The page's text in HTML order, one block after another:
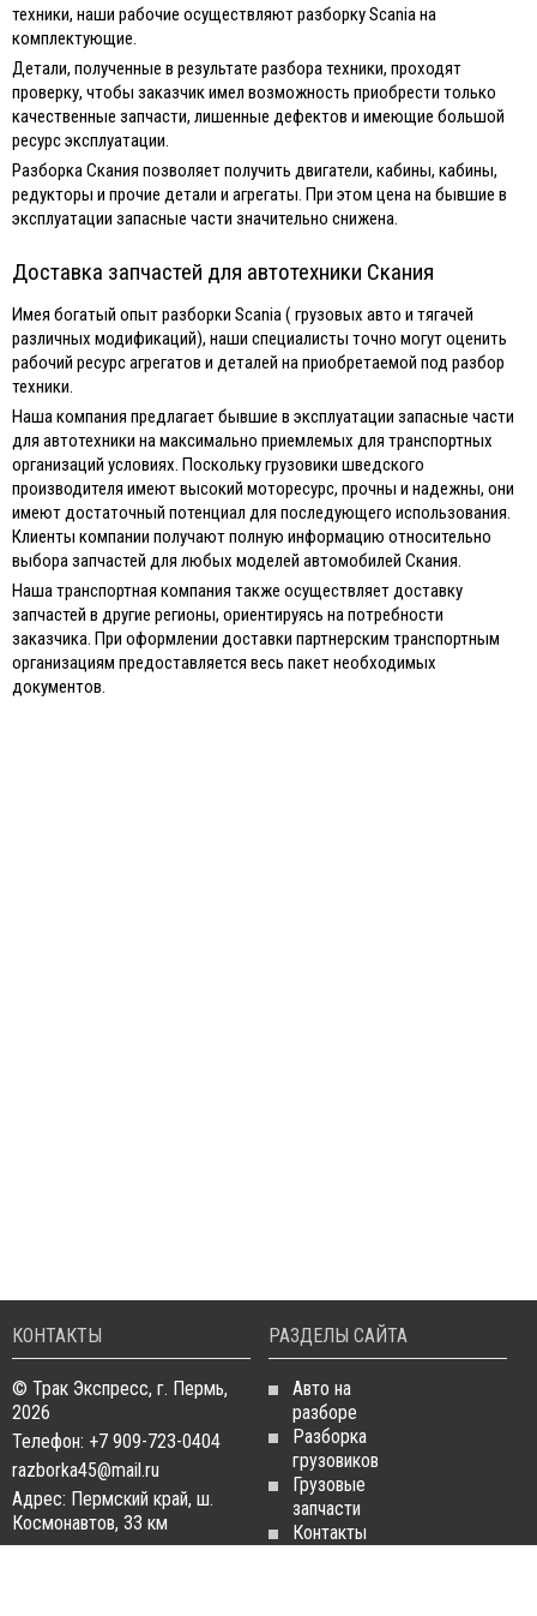
техники, наши рабочие осуществляют разборку Scania на
комплектующие.
Детали, полученные в результате разбора техники, проходят
проверку, чтобы заказчик имел возможность приобрести только
качественные запчасти, лишенные дефектов и имеющие большой
ресурс эксплуатации.
Разборка Скания позволяет получить двигатели, кабины, кабины,
редукторы и прочие детали и агрегаты. При этом цена на бывшие в
эксплуатации запасные части значительно снижена.
Доставка запчастей для автотехники Скания
Имея богатый опыт разборки Scania ( грузовых авто и тягачей
различных модификаций), наши специалисты точно могут оценить
рабочий ресурс агрегатов и деталей на приобретаемой под разбор
техники.
Наша компания предлагает бывшие в эксплуатации запасные части
для автотехники на максимально приемлемых для транспортных
организаций условиях. Поскольку грузовики шведского
производителя имеют высокий моторесурс, прочны и надежны, они
имеют достаточный потенциал для последующего использования.
Клиенты компании получают полную информацию относительно
выбора запчастей для любых моделей автомобилей Скания.
Наша транспортная компания также осуществляет доставку
запчастей в другие регионы, ориентируясь на потребности
заказчика. При оформлении доставки партнерским транспортным
организациям предоставляется весь пакет необходимых
документов.
КОНТАКТЫ
© Трак Экспресс, г. Пермь,
2026
Телефон: +7 909-723-0404
razborka45@mail.ru
Адрес: Пермский край, ш.
Космонавтов, 33 км
РАЗДЕЛЫ САЙТА
Авто на
разборе
Разборка
грузовиков
Грузовые
запчасти
Контакты